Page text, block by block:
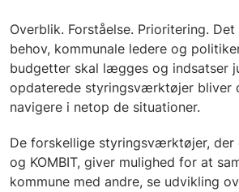
Overblik. Forståelse. Prioritering.
behov, kommunale ledere og
budgetter skal lægges og indsatser
opdaterede styringsværktøjer bliver
navigere i netop de situationer.
De forskellige styringsværktøjer, der
og KOMBIT, giver mulighed for at
kommune med andre, se udvikling